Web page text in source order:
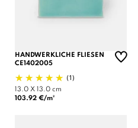
HANDWERKLICHE FLIESEN
CE1402005
(1)
13.0 X 13.0 cm
103.92 €/m²